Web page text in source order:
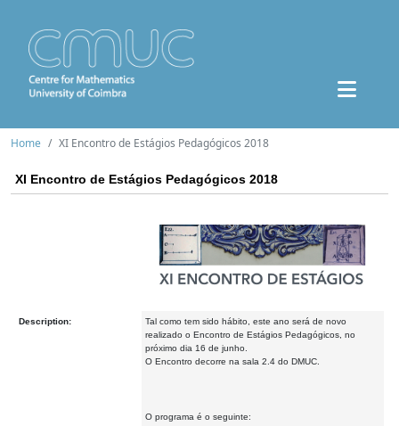
Home XI Encontro de Estágios Pedagógicos 2018
XI Encontro de Estágios Pedagógicos 2018
Description:
Tal como tem sido hábito, este ano será de novo
realizado o Encontro de Estágios Pedagógicos, no
próximo dia 16 de junho.
O Encontro decorre na sala 2.4 do DMUC.
O programa é o seguinte: